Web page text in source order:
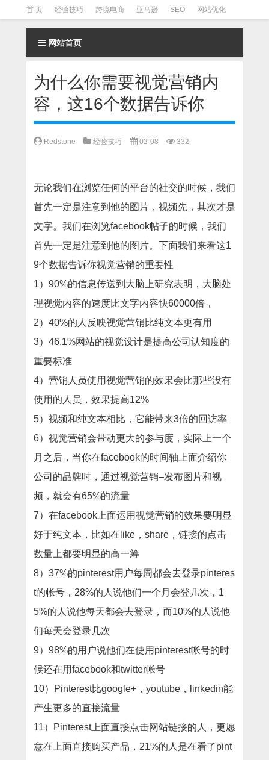
首 页 经验技巧 跨境电商 亚马逊 SEO 网站优化
Facebook营销 Facebook广告 facebook营销技巧
instagram营销
网站首页
为什么你需要视觉营销内
容，这16个数据告诉你
Redstone 经验技巧 02-08 332
无论我们在浏览任何的平台的社交的时候，我们
首先一定是注意到他的图片，视频先，其次才是
文字。我们在浏览facebook帖子的时候，我们
首先一定是注意到他的图片。下面我们来看这1
9个数据告诉你视觉营销的重要性
1） 90%的信息传送到大脑上研究表明，大脑处
理视觉内容的速度比文字内容快60000倍，
2） 40%的人反映视觉营销比纯文本更有用
3） 46.1%网站的视觉设计是提高公司认知度的
重要标准
4） 营销人员使用视觉营销的效果会比那些没有
使用的人员，效果提高12%
5） 视频和纯文本相比，它能带来3倍的回访率
6） 视觉营销会带动更大的参与度，实际上一个
月之后，当你在facebook的时间轴上面介绍你
公司的品牌时，通过视觉营销–发布图片和视
频，就会有65%的流量
7） 在facebook 上面运用视觉营销的效果要明显
好于纯文本，比如在 like ， share ，链接的点击
数量上都要明显的高一筹
8） 37%的pinterest用户每周都会去登录pinteres
t的帐号， 28%的人说他们一个月会登几次， 1
5%的人说他每天都会去登录，而10%的人说他
们每天会登录几次
9） 98%的用户说他们在使用 pinterest帐号的时
候还在用facebook和twitter帐号
10）
Pinterest比google+ ， youtube ， linkedin能
产生更多的直接流量
11）
Pinterest上面直接点击网站链接的人，更愿
意在上面直接购买产品， 21%的人是在看了pint